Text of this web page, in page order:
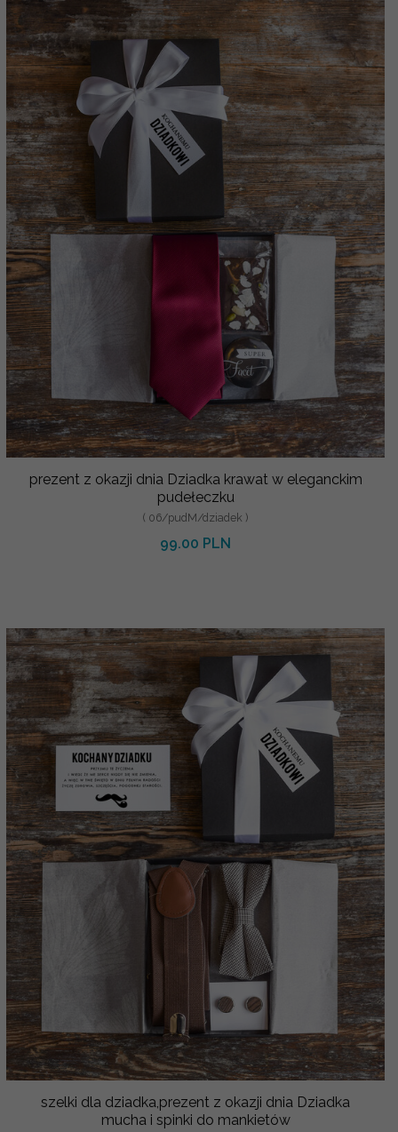
prezent z okazji dnia Dziadka krawat w eleganckim
pudełeczku
( 06/pudM/dziadek )
99.00 PLN
szelki dla dziadka,prezent z okazji dnia Dziadka
mucha i spinki do mankietów